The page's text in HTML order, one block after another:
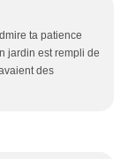
ta patience
jardin est rempli de
des